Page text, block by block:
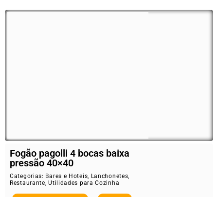
Fogão pagolli 4 bocas baixa
pressão 40×40
Categorias: Bares e Hoteis, Lanchonetes,
Restaurante,Utilidades para Cozinha